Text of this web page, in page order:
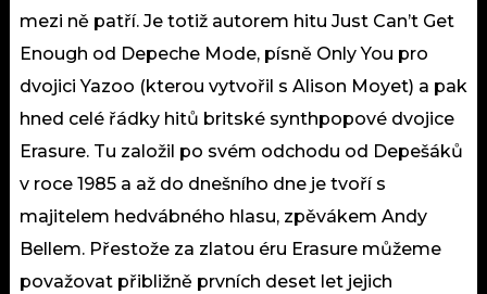
mezi ně patří. Je totiž autorem hitu Just Can’t Get
Enough od Depeche Mode, písně Only You pro
dvojici Yazoo (kterou vytvořil s Alison Moyet) a pak
hned celé řádky hitů britské synthpopové dvojice
Erasure. Tu založil po svém odchodu od Depešáků
v roce 1985 a až do dnešního dne je tvoří s
majitelem hedvábného hlasu, zpěvákem Andy
Bellem. Přestože za zlatou éru Erasure můžeme
považovat přibližně prvních deset let jejich